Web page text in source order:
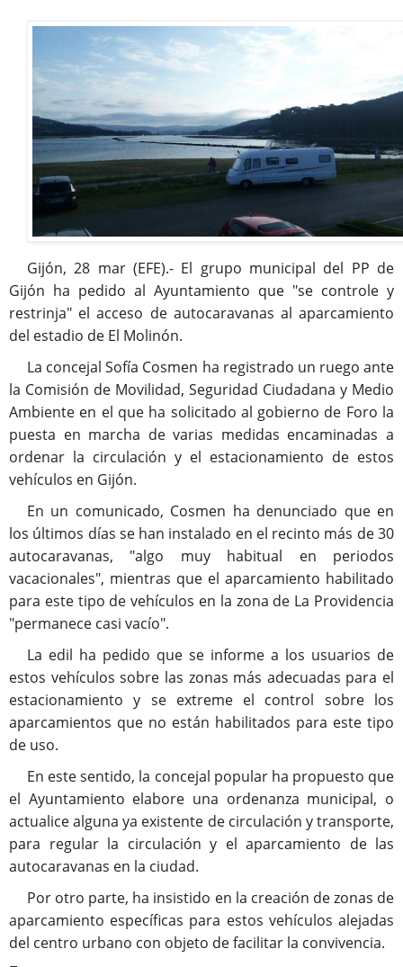
Gijón, 28 mar (EFE).- El grupo municipal del PP de
Gijón ha pedido al Ayuntamiento que "se controle y
restrinja" el acceso de autocaravanas al aparcamiento
del estadio de El Molinón.
La concejal Sofía Cosmen ha registrado un ruego ante
la Comisión de Movilidad, Seguridad Ciudadana y Medio
Ambiente en el que ha solicitado al gobierno de Foro la
puesta en marcha de varias medidas encaminadas a
ordenar la circulación y el estacionamiento de estos
vehículos en Gijón.
En un comunicado, Cosmen ha denunciado que en
los últimos días se han instalado en el recinto más de 30
autocaravanas, "algo muy habitual en periodos
vacacionales", mientras que el aparcamiento habilitado
para este tipo de vehículos en la zona de La Providencia
"permanece casi vacío".
La edil ha pedido que se informe a los usuarios de
estos vehículos sobre las zonas más adecuadas para el
estacionamiento y se extreme el control sobre los
aparcamientos que no están habilitados para este tipo
de uso.
En este sentido, la concejal popular ha propuesto que
el Ayuntamiento elabore una ordenanza municipal, o
actualice alguna ya existente de circulación y transporte,
para regular la circulación y el aparcamiento de las
autocaravanas en la ciudad.
Por otro parte, ha insistido en la creación de zonas de
aparcamiento específicas para estos vehículos alejadas
del centro urbano con objeto de facilitar la convivencia.